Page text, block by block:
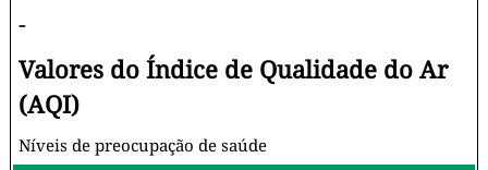
-
Valores do Índice de Qualidade do Ar
(AQI)
Níveis de preocupação de saúde